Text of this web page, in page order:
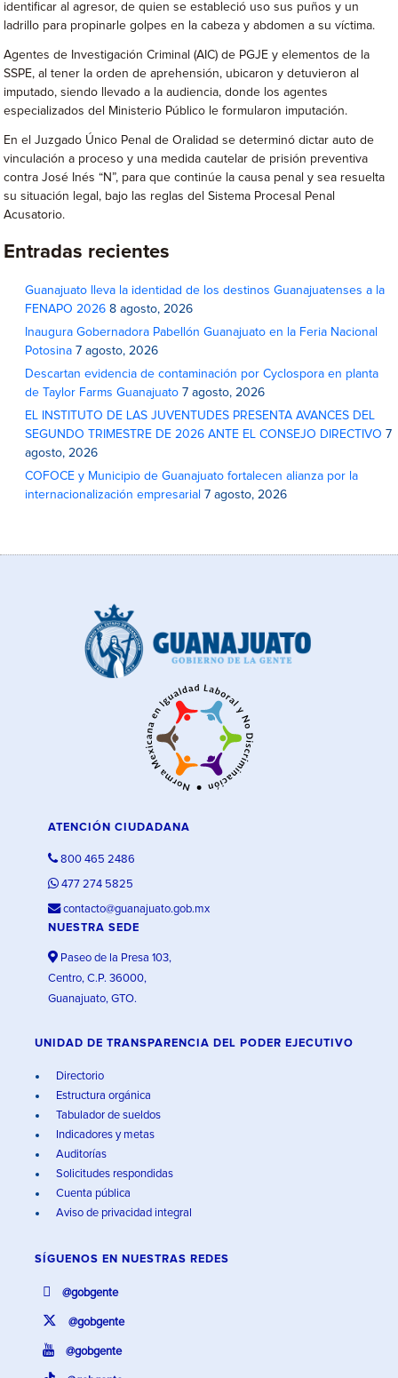
identificar al agresor, de quien se estableció uso sus puños y un
ladrillo para propinarle golpes en la cabeza y abdomen a su víctima.
Agentes de Investigación Criminal (AIC) de PGJE y elementos de la
SSPE, al tener la orden de aprehensión, ubicaron y detuvieron al
imputado, siendo llevado a la audiencia, donde los agentes
especializados del Ministerio Público le formularon imputación.
En el Juzgado Único Penal de Oralidad se determinó dictar auto de
vinculación a proceso y una medida cautelar de prisión preventiva
contra José Inés “N”, para que continúe la causa penal y sea resuelta
su situación legal, bajo las reglas del Sistema Procesal Penal
Acusatorio.
Entradas recientes
Guanajuato lleva la identidad de los destinos Guanajuatenses a la
FENAPO 2026 8 agosto, 2026
Inaugura Gobernadora Pabellón Guanajuato en la Feria Nacional
Potosina 7 agosto, 2026
Descartan evidencia de contaminación por Cyclospora en planta
de Taylor Farms Guanajuato 7 agosto, 2026
EL INSTITUTO DE LAS JUVENTUDES PRESENTA AVANCES DEL
SEGUNDO TRIMESTRE DE 2026 ANTE EL CONSEJO DIRECTIVO 7
agosto, 2026
COFOCE y Municipio de Guanajuato fortalecen alianza por la
internacionalización empresarial 7 agosto, 2026
ATENCIÓN CIUDADANA
800 465 2486
477 274 5825
contacto@guanajuato.gob.mx
NUESTRA SEDE
Paseo de la Presa 103,
Centro, C.P. 36000,
Guanajuato, GTO.
UNIDAD DE TRANSPARENCIA DEL PODER EJECUTIVO
Directorio
Estructura orgánica
Tabulador de sueldos
Indicadores y metas
Auditorías
Solicitudes respondidas
Cuenta pública
Aviso de privacidad integral
SÍGUENOS EN NUESTRAS REDES
@gobgente
@gobgente
@gobgente